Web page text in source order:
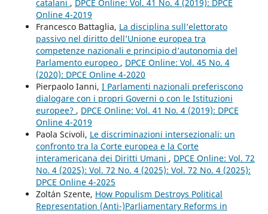
catalani , DPCE Online: Vol. 41 No. 4 (2019): DPCE
Online 4-2019
Francesco Battaglia, La disciplina sull’elettorato
passivo nel diritto dell’Unione europea tra
competenze nazionali e principio d’autonomia del
Parlamento europeo , DPCE Online: Vol. 45 No. 4
(2020): DPCE Online 4-2020
Pierpaolo Ianni, I Parlamenti nazionali preferiscono
dialogare con i propri Governi o con le Istituzioni
europee? , DPCE Online: Vol. 41 No. 4 (2019): DPCE
Online 4-2019
Paola Scivoli, Le discriminazioni intersezionali: un
confronto tra la Corte europea e la Corte
interamericana dei Diritti Umani , DPCE Online: Vol. 72
No. 4 (2025): Vol. 72 No. 4 (2025): Vol. 72 No. 4 (2025):
DPCE Online 4-2025
Zoltán Szente, How Populism Destroys Political
Representation (Anti-)Parliamentary Reforms in